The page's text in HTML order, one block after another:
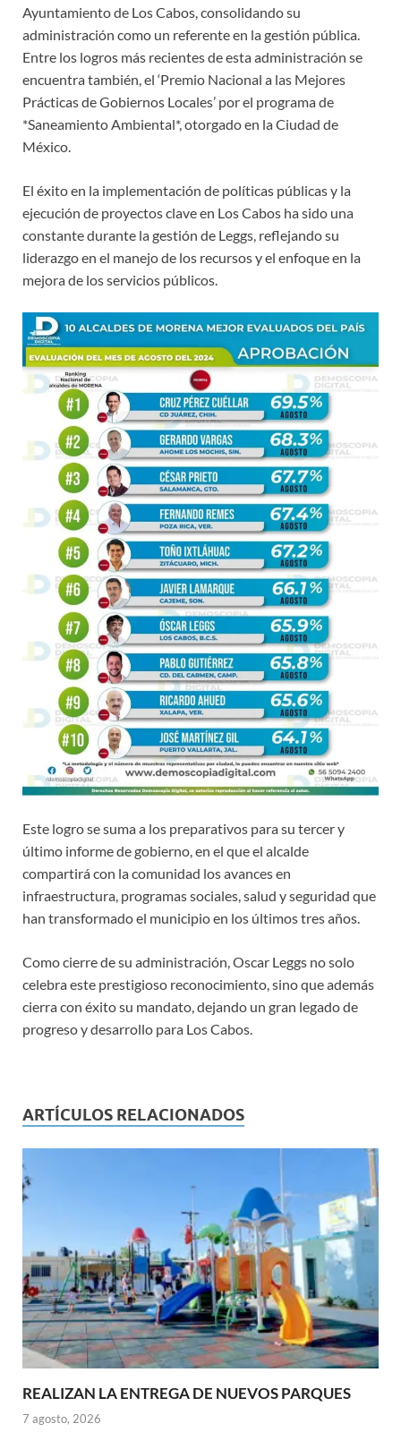
Ayuntamiento de Los Cabos, consolidando su
administración como un referente en la gestión pública.
Entre los logros más recientes de esta administración se
encuentra también, el ‘Premio Nacional a las Mejores
Prácticas de Gobiernos Locales’ por el programa de
*Saneamiento Ambiental*, otorgado en la Ciudad de
México.
El éxito en la implementación de políticas públicas y la
ejecución de proyectos clave en Los Cabos ha sido una
constante durante la gestión de Leggs, reflejando su
liderazgo en el manejo de los recursos y el enfoque en la
mejora de los servicios públicos.
Este logro se suma a los preparativos para su tercer y
último informe de gobierno, en el que el alcalde
compartirá con la comunidad los avances en
infraestructura, programas sociales, salud y seguridad que
han transformado el municipio en los últimos tres años.
Como cierre de su administración, Oscar Leggs no solo
celebra este prestigioso reconocimiento, sino que además
cierra con éxito su mandato, dejando un gran legado de
progreso y desarrollo para Los Cabos.
ARTÍCULOS RELACIONADOS
REALIZAN LA ENTREGA DE NUEVOS PARQUES
7 agosto, 2026